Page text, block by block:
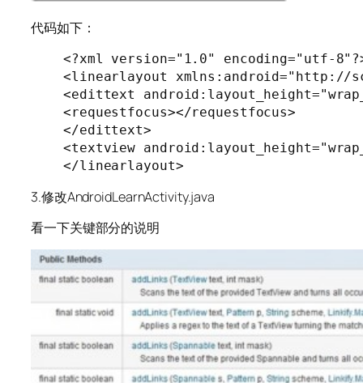
代码如下：
<?xml version="1.0" encoding="utf-
<linearlayout xmlns:android="http://
<edittext
<requestfocus></requestfocus>
</edittext>
<textview
</linearlayout>
3.修改AndroidLearnActivity.java
看一下关键部分的说明